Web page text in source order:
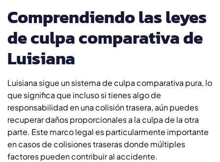
Comprendiendo las leyes
de culpa comparativa de
Luisiana
Luisiana sigue un sistema de culpa comparativa pura, lo
que significa que incluso si tienes algo de
responsabilidad en una colisión trasera, aún puedes
recuperar daños proporcionales a la culpa de la otra
parte. Este marco legal es particularmente importante
en casos de colisiones traseras donde múltiples
factores pueden contribuir al accidente.